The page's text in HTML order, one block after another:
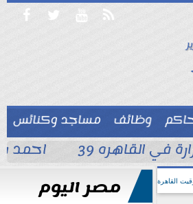
   
وظائف
مساجد وكنائس

في القاهره 39 احمد
القاهرة مصر اليوم